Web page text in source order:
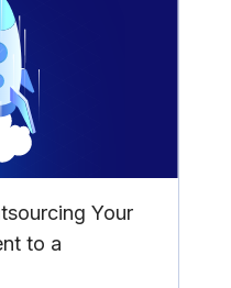
Your
to a